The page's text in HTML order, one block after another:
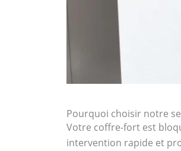
Pourquoi choisir notre
Votre coffre-fort est
intervention rapide et